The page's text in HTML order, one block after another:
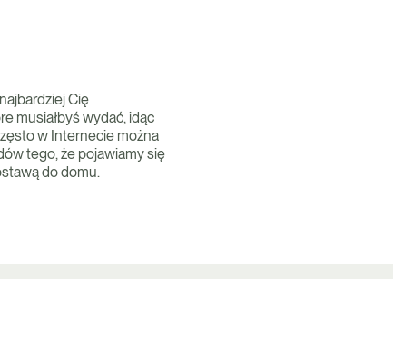
Cię
musiałbyś wydać, idąc
w Internecie można
tego, że pojawiamy się
do domu.